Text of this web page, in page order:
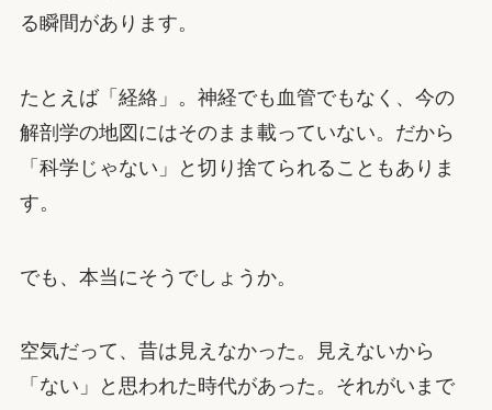
る瞬間があります。
たとえば「経絡」。神経でも血管でもなく、今の
解剖学の地図にはそのまま載っていない。だから
「科学じゃない」と切り捨てられることもありま
す。
でも、本当にそうでしょうか。
空気だって、昔は見えなかった。見えないから
「ない」と思われた時代があった。それがいまで